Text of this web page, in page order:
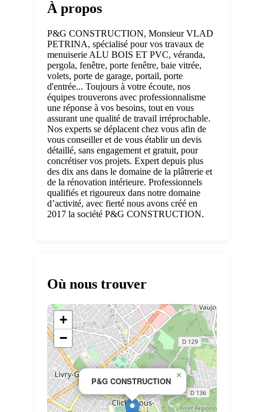
À propos
P&G CONSTRUCTION, Monsieur VLAD
PETRINA, spécialisé pour vos travaux de
menuiserie ALU BOIS ET PVC, véranda,
pergola, fenêtre, porte fenêtre, baie vitrée,
volets, porte de garage, portail, porte
d'entrée... Toujours à votre écoute, nos
équipes trouverons avec professionnalisme
une réponse à vos besoins, tout en vous
assurant une qualité de travail irréprochable.
Nos experts se déplacent chez vous afin de
vous conseiller et de vous établir un devis
détaillé, sans engagement et gratuit, pour
concrétiser vos projets. Expert depuis plus
des dix ans dans le domaine de la plâtrerie et
de la rénovation intérieure. Professionnels
qualifiés et rigoureux dans notre domaine
d’activité, avec fierté nous avons créé en
2017 la société P&G CONSTRUCTION.
Où nous trouver
P&G CONSTRUCTION
×
+
−